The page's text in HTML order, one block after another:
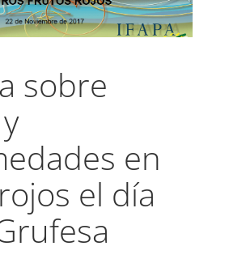
sobre
en
el día